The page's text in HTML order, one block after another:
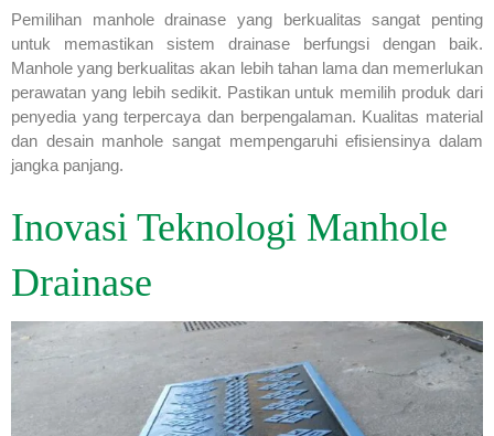
Pemilihan manhole drainase yang berkualitas sangat penting
untuk memastikan sistem drainase berfungsi dengan baik.
Manhole yang berkualitas akan lebih tahan lama dan memerlukan
perawatan yang lebih sedikit. Pastikan untuk memilih produk dari
penyedia yang terpercaya dan berpengalaman. Kualitas material
dan desain manhole sangat mempengaruhi efisiensinya dalam
jangka panjang.
Inovasi Teknologi Manhole
Drainase